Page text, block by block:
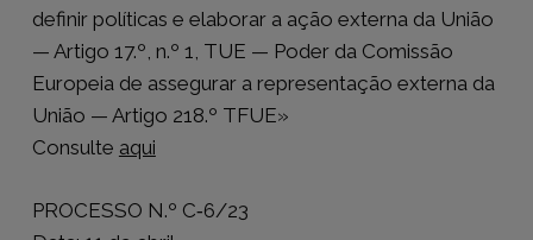
definir políticas e elaborar a ação externa da União
— Artigo 17.º, n.º 1, TUE — Poder da Comissão
Europeia de assegurar a representação externa da
União — Artigo 218.º TFUE»
Consulte aqui
PROCESSO N.º C‑6/23